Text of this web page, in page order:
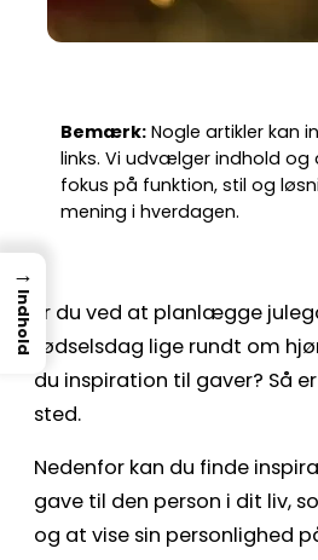
Bemærk: Nogle artikler kan
links. Vi udvælger indhold
fokus på funktion, stil og
mening i hverdagen.
Er du ved at planlægge
fødselsdag lige rundt om
du inspiration til gaver? Så
sted.
Nedenfor kan du finde
gave til den person i dit liv,
og at vise sin personlighed
→
Indhold